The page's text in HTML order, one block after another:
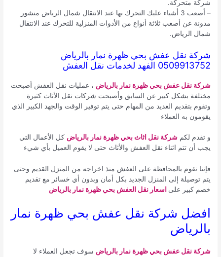
شركة متحركة.
– أصعب 3 أشياء عليك التحرك بها عند الانتقال شمال الرياض منشور
مدونة عن أصعب ثلاثة أنواع من الأدوات المنزلية للتحرك عند الانتقال
شمال الرياض.
شركة نقل عفش بحي ظهرة نمار بالرياض
0509913752 الفهد لخدمات نقل العفش
شركة نقل عفش بحي ظهرة نمار بالرياض ، عمليات نقل العفش أصبحت
مختلفة بشكل كبير عن السابق وأصبحت شركات نقل الأثاث كثيرة
وتقوم بتقديم العديد من المهام حتى يتم توفير الوقت والجهد الكبير الذي
يقومون به العملاء
و تقدم لكمشركة نقل اثاث بحي ظهرة نمار بالرياض كل الأعمال التي
يجب أن تتم اثناء نقل العفش والأثاث حتى لا يقوم العميل بأي شيء
فإننا نقوم بالمحافظة على العفش منذ اخراجه من المنزل القديم وحتى
يتم توصيلة إلى المنزل الجديد بكل أمان وبدون أي خسائر مع تقديم
خصم كبير على اسعار نقل العفش بحي ظهرة نمار بالرياض
افضل شركة نقل عفش بحي ظهرة نمار
بالرياض
شركة نقل عفش بحي ظهرة نمار بالرياض سوف تجعل العملاء لا